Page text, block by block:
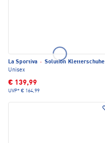
La Sportiva · Solution Kletterschuhe
Unisex
€ 139,99
UVP* € 164,99